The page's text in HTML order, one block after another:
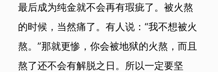
最后成为纯金就不会再有瑕疵了。被火熬
的时候，当然痛了。有人说：“我不想被火
熬。”那就更惨，你会被地狱的火熬，而且
熬了还不会有解脱之日。所以一定要坚